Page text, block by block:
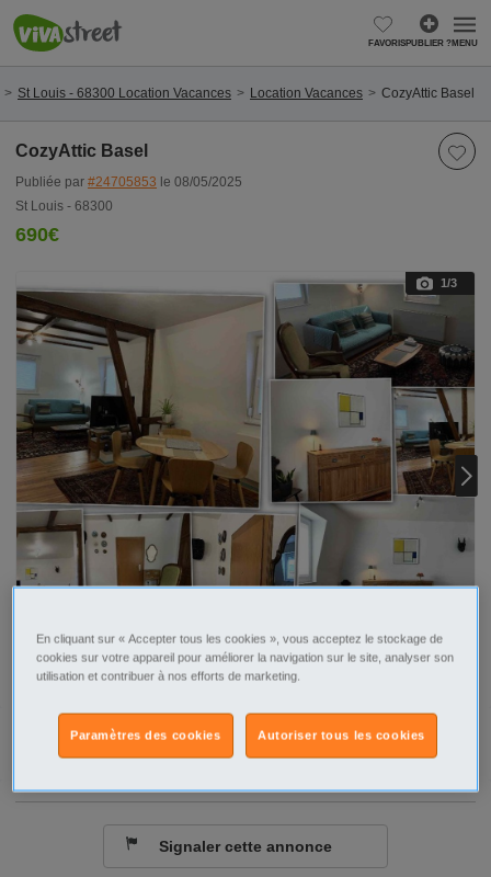
FAVORISPUBLIER ?MENU
St Louis - 68300 Location Vacances Location Vacances CozyAttic Basel
CozyAttic Basel
Publiée par #24705853 le 08/05/2025
St Louis - 68300
690€
1/3
Contacter par email
Signaler cette annonce
En cliquant sur « Accepter tous les cookies », vous acceptez le stockage de
cookies sur votre appareil pour améliorer la navigation sur le site, analyser son
utilisation et contribuer à nos efforts de marketing.
Autoriser tous les cookies
Paramètres des cookies